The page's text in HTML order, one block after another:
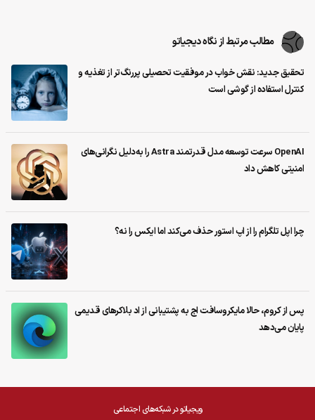
مطالب مرتبط از نگاه دیجیاتو
تحقیق جدید: نقش خواب در موفقیت تحصیلی پررنگ‌تر از تغذیه و
کنترل استفاده از گوشی است
OpenAI سرعت توسعه مدل قدرتمند Astra را به‌دلیل نگرانی‌های
امنیتی کاهش داد
چرا اپل تلگرام را از اپ استور حذف می‌کند اما ایکس را نه؟
پس از کروم، حالا مایکروسافت اج به پشتیبانی از اد بلاکرهای قدیمی
پایان می‌دهد
ویجیاتو در شبکه‌های اجتماعی